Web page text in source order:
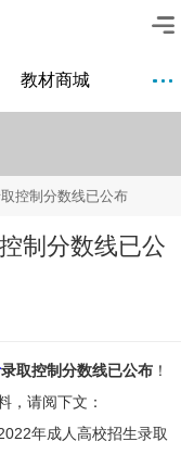
教材商城
控制分数线已公布
制分数线已公
录取控制分数线已公布！
，请阅下文：
年成人高校招生录取